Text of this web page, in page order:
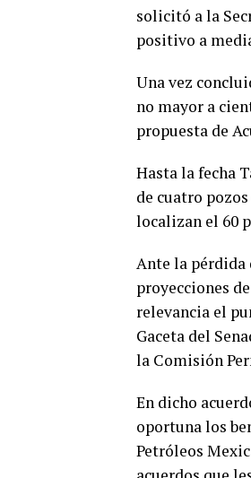
solicitó a la
positivo a
Una vez
no mayor a
propuesta de
Hasta la fecha
de cuatro
localizan el 60
Ante la pérdida
proyecciones
relevancia el
Gaceta del
la Comisión
En dicho
oportuna los
Petróleos